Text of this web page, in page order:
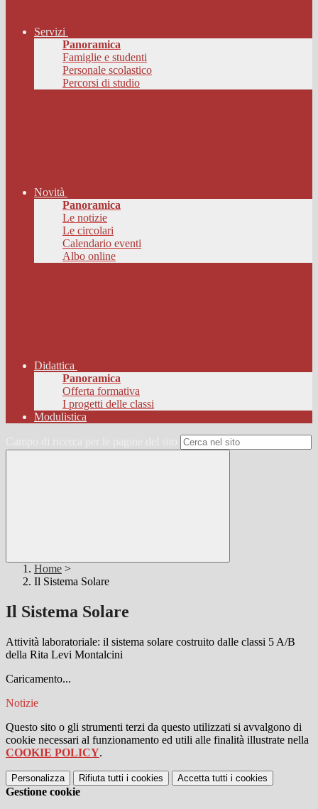
Servizi
Panoramica
Famiglie e studenti
Personale scolastico
Percorsi di studio
Novità
Panoramica
Le notizie
Le circolari
Calendario eventi
Albo online
Didattica
Panoramica
Offerta formativa
I progetti delle classi
Modulistica
Home >
Il Sistema Solare
Il Sistema Solare
Attività laboratoriale: il sistema solare costruito dalle classi 5 A/B
della Rita Levi Montalcini
Caricamento...
Notizie
Questo sito o gli strumenti terzi da questo utilizzati si avvalgono di
cookie necessari al funzionamento ed utili alle finalità illustrate nella
COOKIE POLICY.
Personalizza Rifiuta tutti i cookies Accetta tutti i cookies
Gestione cookie